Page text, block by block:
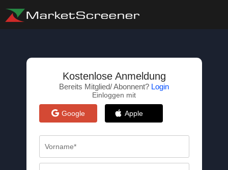
Kostenlose Anmeldung
Bereits Mitglied/ Abonnent? Login
Einloggen mit
Google Apple